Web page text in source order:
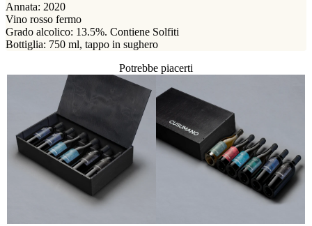
Annata: 2020
Vino rosso fermo
Grado alcolico: 13.5%. Contiene Solfiti
Bottiglia: 750 ml, tappo in sughero
Potrebbe piacerti